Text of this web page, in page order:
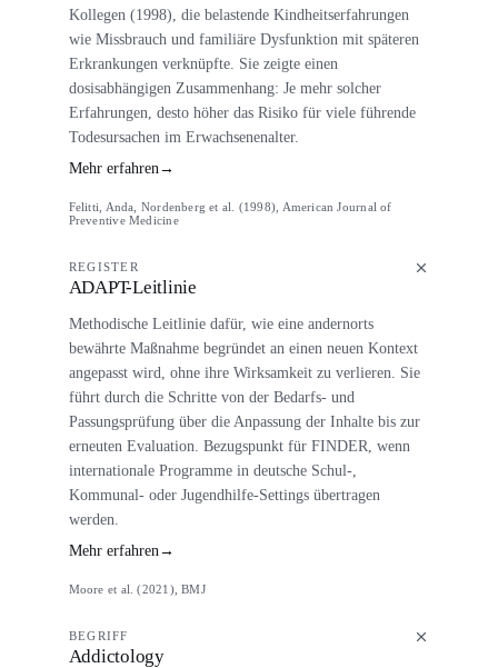
Kollegen (1998), die belastende Kindheitserfahrungen
wie Missbrauch und familiäre Dysfunktion mit späteren
Erkrankungen verknüpfte. Sie zeigte einen
dosisabhängigen Zusammenhang: Je mehr solcher
Erfahrungen, desto höher das Risiko für viele führende
Todesursachen im Erwachsenenalter.
Mehr erfahren→
Felitti, Anda, Nordenberg et al. (1998), American Journal of
Preventive Medicine
REGISTER
ADAPT-Leitlinie
Methodische Leitlinie dafür, wie eine andernorts
bewährte Maßnahme begründet an einen neuen Kontext
angepasst wird, ohne ihre Wirksamkeit zu verlieren. Sie
führt durch die Schritte von der Bedarfs- und
Passungsprüfung über die Anpassung der Inhalte bis zur
erneuten Evaluation. Bezugspunkt für FINDER, wenn
internationale Programme in deutsche Schul-,
Kommunal- oder Jugendhilfe-Settings übertragen
werden.
Mehr erfahren →
Moore et al. (2021), BMJ
BEGRIFF
Addictology